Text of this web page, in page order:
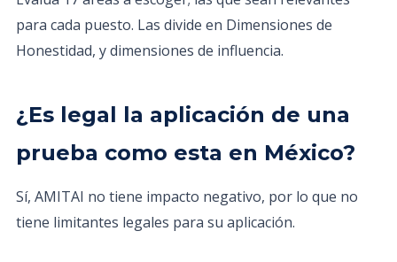
para cada puesto. Las divide en Dimensiones de
Honestidad, y dimensiones de influencia.
¿Es legal la aplicación de una
prueba como esta en México?
Sí, AMITAI no tiene impacto negativo, por lo que no
tiene limitantes legales para su aplicación.